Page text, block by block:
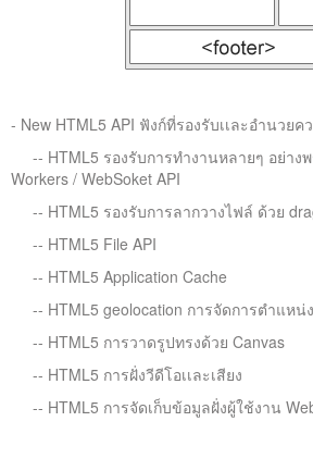
- New HTML5 API ฟังก์ที่รองรับเเละอำนวยค
-- HTML5 รองรับการทำงานหลายๆ อย่าง
Workers / WebSoket API
-- HTML5 รองรับการลากวางไฟล์ ด้วย
-- HTML5 File API
-- HTML5 Application Cache
-- HTML5 geolocation การจัดการตำแหน่
-- HTML5 การวาดรูปทรงด้วย Canvas
-- HTML5 การฝั่งวีดีโอเเละเสียง
-- HTML5 การจัดเก็บข้อมูลฝั่งผู้ใช้งาน